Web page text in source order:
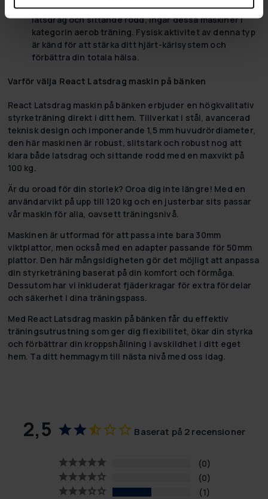
kanske inte är det första du tänker på när det gäller
latsdrag och sittande rodd, ingår dessa maskiner i
kategorin aerob träning. Fysisk aktivitet av denna typ
är känd för att stärka ditt hjärt-kärlsystem och
förbättra din totala hälsa.
Varför välja React Latsdrag maskin på bänken
React Latsdrag maskin på bänken erbjuder en högkvalitativ
styrketräning direkt i ditt hem. Tillverkat i stål, avancerad
teknisk design och imponerande 1,5 mm huvudrördiameter,
den här maskinen är robust, slitstark och robust nog att
klara både latsdrag och sittande rodd med en maxvikt på
100 kg.
Är du oroad för din storlek? Oroa dig inte längre! Med en
användarvikt på upp till 120 kg och en justerbar sits passar
vår maskin för alla, oavsett träningsnivå.
Maskinen är utformad för att passa inte bara 30mm
viktplattor, men också med en adapter passande för 50mm
plattor. Den här mångsidigheten gör det möjligt att anpassa
din styrketräning baserat på din komfort och förmåga.
Dessutom har vi inkluderat fjäderkragar för extra fördelar
och säkerhet i dina träningspass.
Med React Latsdrag maskin på bänken får du effektiv
träningsutrustning som ger dig flexibilitet, ökar din styrka
och förbättrar din kroppshållning i avskildhet i ditt eget
hem. Ta ditt hemmagym till nästa nivå med oss idag.
2,5 Baserat på 2 recensioner
0
0
1